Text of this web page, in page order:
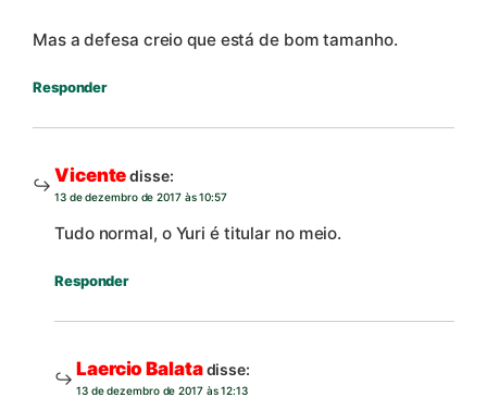
Mas a defesa creio que está de bom tamanho.
Responder
Vicentedisse:
13 de dezembro de 2017 às 10:57
Tudo normal, o Yuri é titular no meio.
Responder
Laercio Balatadisse:
13 de dezembro de 2017 às 12:13